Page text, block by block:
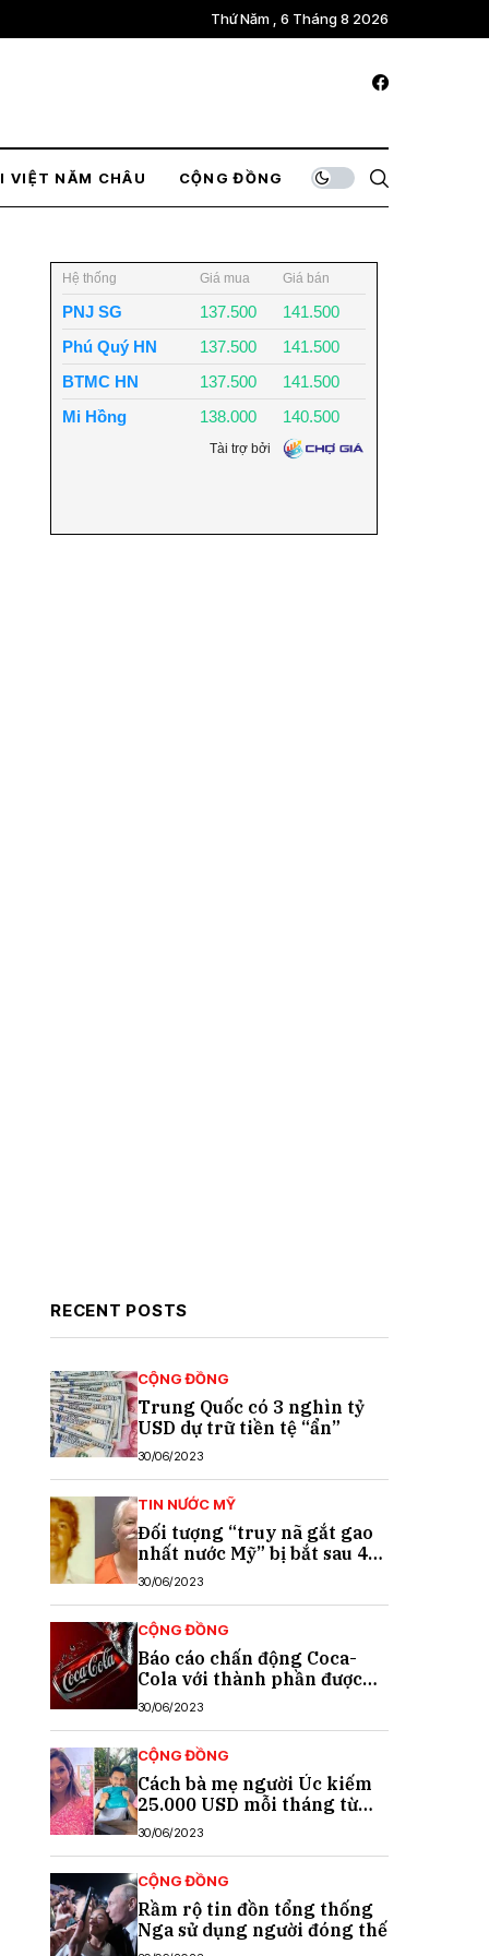
Thứ Năm , 6 Tháng 8 2026
VIỆT NĂM CHÂU CỘNG ĐỒNG
RECENT POSTS
CỘNG ĐỒNG
Trung Quốc có 3 nghìn tỷ
USD dự trữ tiền tệ “ẩn”
30/06/2023
TIN NƯỚC MỸ
Đối tượng “truy nã gắt gao
nhất nước Mỹ” bị bắt sau 40
năm trốn chạy
30/06/2023
CỘNG ĐỒNG
Báo cáo chấn động Coca-
Cola với thành phần được
cho là chất gây ung thư
30/06/2023
CỘNG ĐỒNG
Cách bà mẹ người Úc kiếm
25.000 USD mỗi tháng từ
TikTok
30/06/2023
CỘNG ĐỒNG
Rầm rộ tin đồn tổng thống
Nga sử dụng người đóng thế